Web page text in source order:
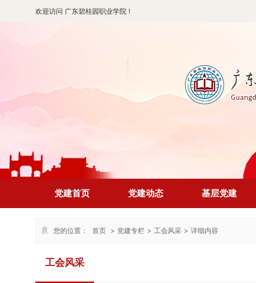
欢迎访问 广东碧桂园职业学院 !
党建首页 党建动态 基层党建
您的位置： 首页 > 党建专栏 > 工会风采 > 详细内容
工会风采